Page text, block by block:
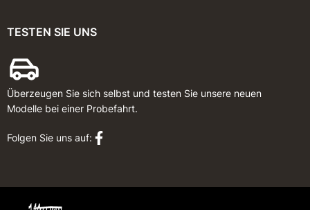
TESTEN SIE UNS
Überzeugen Sie sich selbst und testen Sie unsere neuen
Modelle bei einer Probefahrt.
Folgen Sie uns auf: